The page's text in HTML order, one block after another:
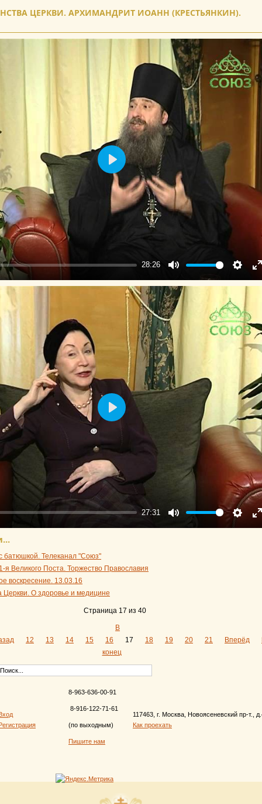
ЦЕРКВИ. АРХИМАНДРИТ ИОАНН (КРЕСТЬЯНКИН).
28:26
Play
27:31
Play
батюшкой. Телеканал "Союз"
я Великого Поста. Торжество Православия
воскресение. 13.03.16
Церкви. О здоровье и медицине
Страница 17 из 40
В
12 13 14 15 16 17 18 19 20 21 Вперёд
конец
8-963-636-00-91
8-916-122-71-61
(по выходным)
Пишите нам
117463, г. Москва, Новоясеневский пр-т.,
Как проехать